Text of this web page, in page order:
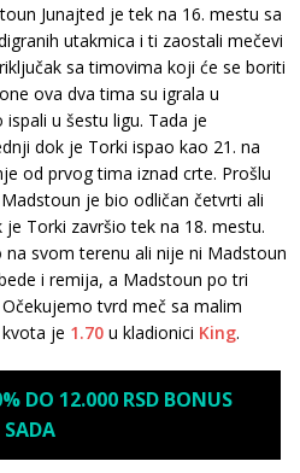
Junajted je tek na 16. mestu sa
utakmica i ti zaostali mečevi
sa timovima koji će se boriti
ova dva tima su igrala u
u šestu ligu. Tada je
dok je Torki ispao kao 21. na
od prvog tima iznad crte. Prošlu
je bio odličan četvrti ali
Torki završio tek na 18. mestu.
svom terenu ali nije ni Madstoun
i remija, a Madstoun po tri
tvrd meč sa malim
je 1.70 u kladionici King.
DO 12.000 RSD BONUS
SADA